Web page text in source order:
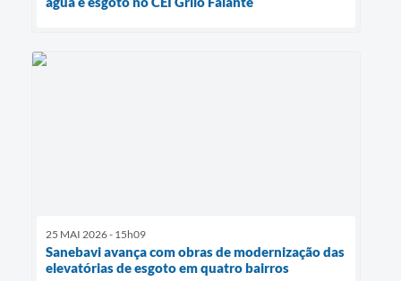
25 MAI 2026 - 15h09
Sanebavi avança com obras de modernização das
elevatórias de esgoto em quatro bairros